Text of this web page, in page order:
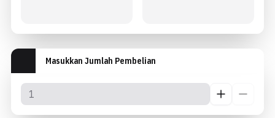
Masukkan Jumlah Pembelian